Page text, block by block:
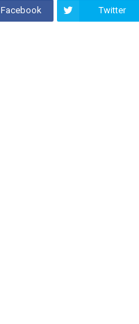
Facebook Twitter